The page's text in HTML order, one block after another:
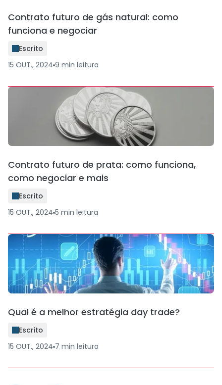
Contrato futuro de gás natural: como
funciona e negociar
Escrito
15 OUT., 2024 9 min leitura
Contrato futuro de prata: como funciona,
como negociar e mais
Escrito
15 OUT., 2024 5 min leitura
Qual é a melhor estratégia day trade?
Escrito
15 OUT., 2024 7 min leitura